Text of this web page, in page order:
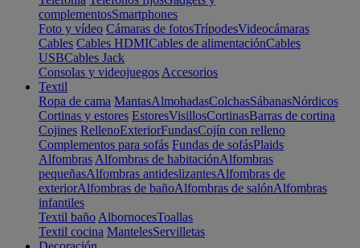
complementosSmartphones
Foto y vídeo Cámaras de fotosTrípodesVideocámaras
Cables Cables HDMICables de alimentaciónCables
USBCables Jack
Consolas y videojuegos Accesorios
Textil
Ropa de cama MantasAlmohadasColchasSábanasNórdicos
Cortinas y estores EstoresVisillosCortinasBarras de cortina
Cojines RellenoExteriorFundasCojín con relleno
Complementos para sofás Fundas de sofásPlaids
Alfombras Alfombras de habitaciónAlfombras
pequeñasAlfombras antideslizantesAlfombras de
exteriorAlfombras de bañoAlfombras de salónAlfombras
infantiles
Textil baño AlbornocesToallas
Textil cocina MantelesServilletas